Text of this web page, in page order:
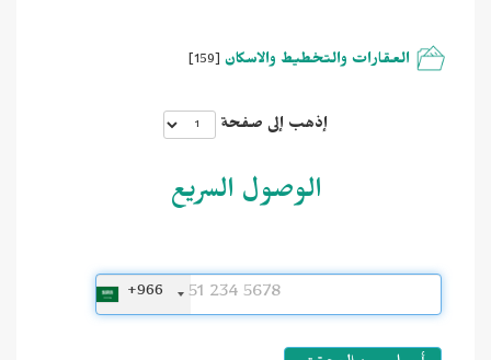
العقارات والتخطيط والاسكان [159]
إذهب إلى صفحة
الوصول السريع
+966